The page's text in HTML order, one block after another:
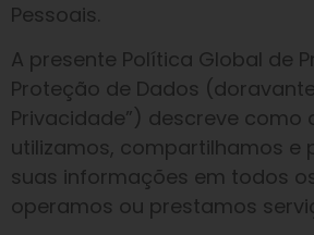
Pessoais.
A presente Política Global de
Proteção de Dados
Privacidade”) descreve como
utilizamos, compartilhamos e
suas informações em todos
operamos ou prestamos